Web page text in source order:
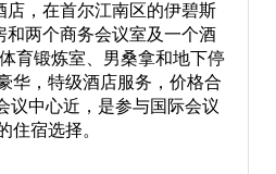
店，在首尔江南区的伊碧斯
和两个商务会议室及一个酒
育锻炼室、男桑拿和地下停
华，特级酒店服务，价格合
议中心近，是参与国际会议
住宿选择。